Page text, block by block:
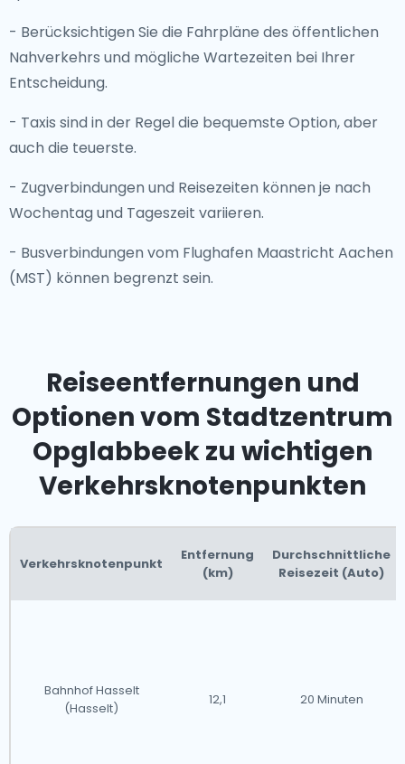
- Berücksichtigen Sie die Fahrpläne des öffentlichen
Nahverkehrs und mögliche Wartezeiten bei Ihrer
Entscheidung.
- Taxis sind in der Regel die bequemste Option, aber
auch die teuerste.
- Zugverbindungen und Reisezeiten können je nach
Wochentag und Tageszeit variieren.
- Busverbindungen vom Flughafen Maastricht Aachen
(MST) können begrenzt sein.
Reiseentfernungen und
Optionen vom Stadtzentrum
Opglabbeek zu wichtigen
Verkehrsknotenpunkten
Verkehrsknotenpunkt
Entfernung
(km)
Durchschnittliche
Reisezeit (Auto)
Bahnhof Hasselt
(Hasselt)
12,1 20 Minuten